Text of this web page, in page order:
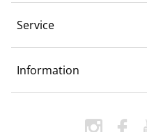
Service
Information